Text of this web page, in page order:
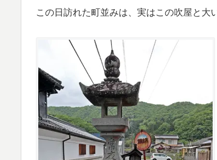
この日訪れた町並みは、実はこの吹屋と大